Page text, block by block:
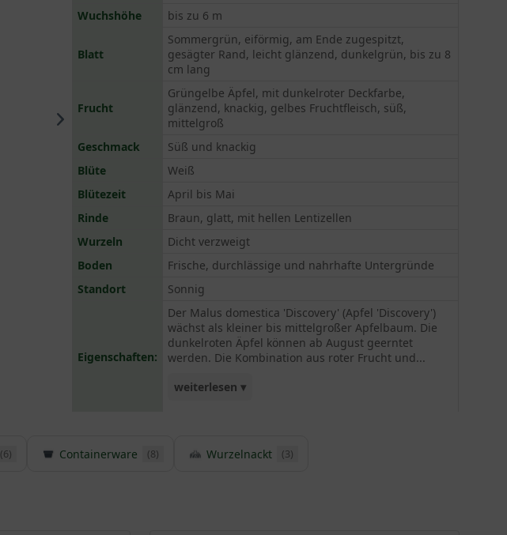
Wuchshöhe
bis zu 6 m
Blatt
Sommergrün, eiförmig, am Ende zugespitzt,
gesägter Rand, leicht glänzend, dunkelgrün, bis zu 8
cm lang
Frucht
Grüngelbe Äpfel, mit dunkelroter Deckfarbe,
glänzend, knackig, gelbes Fruchtfleisch, süß,
mittelgroß
Geschmack
Süß und knackig
Blüte
Weiß
Blütezeit
April bis Mai
Rinde
Braun, glatt, mit hellen Lentizellen
Wurzeln
Dicht verzweigt
Boden
Frische, durchlässige und nahrhafte Untergründe
Standort
Sonnig
Eigenschaften:
Der Malus domestica 'Discovery' (Apfel 'Discovery')
wächst als kleiner bis mittelgroßer Apfelbaum. Die
dunkelroten Äpfel können ab August geerntet
werden. Die Kombination aus roter Frucht und...
weiterlesen ▾
Die optimalen Begleiter zur Befruchtung dieses
(6) Containerware (8) Wurzelnackt (3)